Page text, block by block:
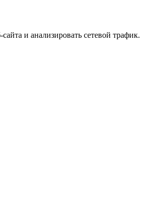
и анализировать сетевой трафик.